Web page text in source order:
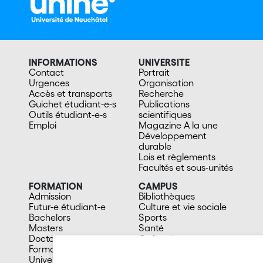
INFORMATIONS
Contact
Urgences
Accès et transports
Guichet étudiant-e-s
Outils étudiant-e-s
Emploi
UNIVERSITE
Portrait
Organisation
Recherche
Publications
scientifiques
Magazine A la une
Développement
durable
Lois et règlements
Facultés et sous-unités
FORMATION
Admission
Futur-e étudiant-e
Bachelors
Masters
Doctorat
Formation continue
Université du 3e âge
CAMPUS
Bibliothèques
Culture et vie sociale
Sports
Santé
Cafétérias